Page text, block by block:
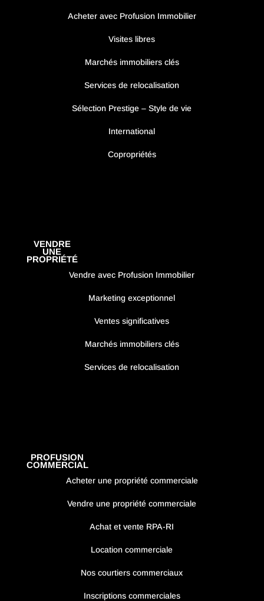
Acheter avec Profusion Immobilier
Visites libres
Marchés immobiliers clés
Services de relocalisation
Sélection Prestige – Style de vie
International
Copropriétés
VENDRE
UNE
PROPRIÉTÉ
Vendre avec Profusion Immobilier
Marketing exceptionnel
Ventes significatives
Marchés immobiliers clés
Services de relocalisation
PROFUSION
COMMERCIAL
Acheter une propriété commerciale
Vendre une propriété commerciale
Achat et vente RPA-RI
Location commerciale
Nos courtiers commerciaux
Inscriptions commerciales